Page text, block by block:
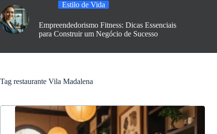
Estilo de Vida
Empreendedorismo Fitness: Dicas Essenciais
para Construir um Negócio de Sucesso
Tag restaurante Vila Madalena